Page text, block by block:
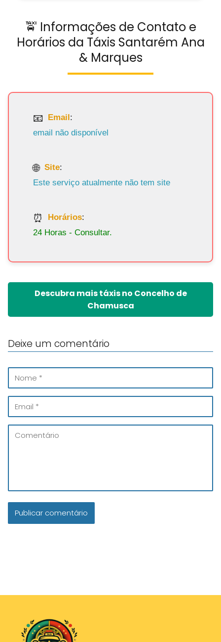
🚖 Informações de Contato e
Horários da Táxis Santarém Ana
& Marques
Email:
email não disponível
Site:
Este serviço atualmente não tem site
Horários:
24 Horas - Consultar.
Descubra mais táxis no Concelho de
Chamusca
Deixe um comentário